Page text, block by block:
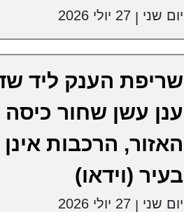
יום שני 27 יולי 2026
שריפת הענק ליד
ענן עשן שחור
האזור, הרכבות
בעיר (וידאו)
יום שני 27 יולי 2026